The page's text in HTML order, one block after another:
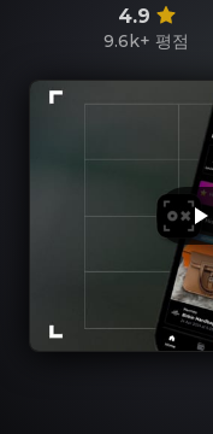
4.9
9.6k+ 평점